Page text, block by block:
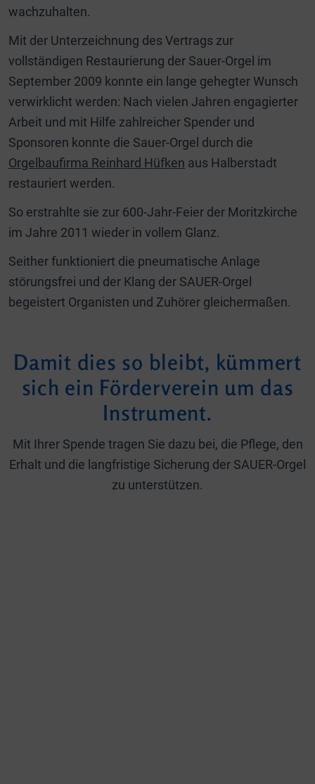
wachzuhalten.
Mit der Unterzeichnung des Vertrags zur
vollständigen Restaurierung der Sauer-Orgel im
September 2009 konnte ein lange gehegter Wunsch
verwirklicht werden: Nach vielen Jahren engagierter
Arbeit und mit Hilfe zahlreicher Spender und
Sponsoren konnte die Sauer-Orgel durch die
Orgelbaufirma Reinhard Hüfken aus Halberstadt
restauriert werden.
So erstrahlte sie zur 600-Jahr-Feier der Moritzkirche
im Jahre 2011 wieder in vollem Glanz.
Seither funktioniert die pneumatische Anlage
störungsfrei und der Klang der SAUER-Orgel
begeistert Organisten und Zuhörer gleichermaßen.
Damit dies so bleibt, kümmert
sich ein Förderverein um das
Instrument.
Mit Ihrer Spende tragen Sie dazu bei, die Pflege, den
Erhalt und die langfristige Sicherung der SAUER-Orgel
zu unterstützen.